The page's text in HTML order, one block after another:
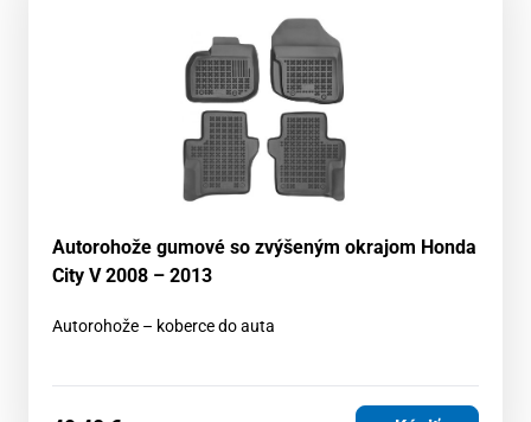
Autorohože gumové so zvýšeným okrajom Honda
City V 2008 – 2013
Autorohože – koberce do auta